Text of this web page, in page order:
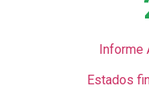
Informe
Estados